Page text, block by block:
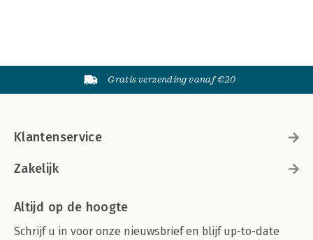
Gratis verzending vanaf €20
Klantenservice
Zakelijk
Altijd op de hoogte
Schrijf u in voor onze nieuwsbrief en blijf up-to-date